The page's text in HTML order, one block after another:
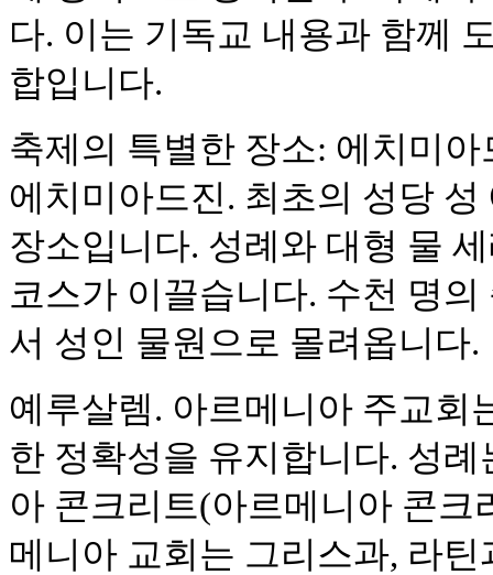
다. 이는 기독교 내용과 함께
합입니다.
축제의 특별한 장소: 에치미
에치미아드진. 최초의 성당
장소입니다. 성례와 대형 물
코스가 이끌습니다. 수천 명
서 성인 물원으로 몰려옵니다.
예루살렘. 아르메니아 주교회
한 정확성을 유지합니다. 성
아 콘크리트(아르메니아 콘크
메니아 교회는 그리스과, 라